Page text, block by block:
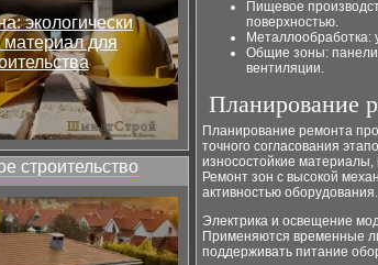
экологически
материал для
строительство
Пищевое
поверхностью.
Металлообработка:
Общие зоны: панели
вентиляции.
Планирование
Планирование ремонта
точного согласования
износостойкие
Ремонт зон с высокой
активностью оборудования.
Электрика и освещение
Применяются временные
поддерживать питание